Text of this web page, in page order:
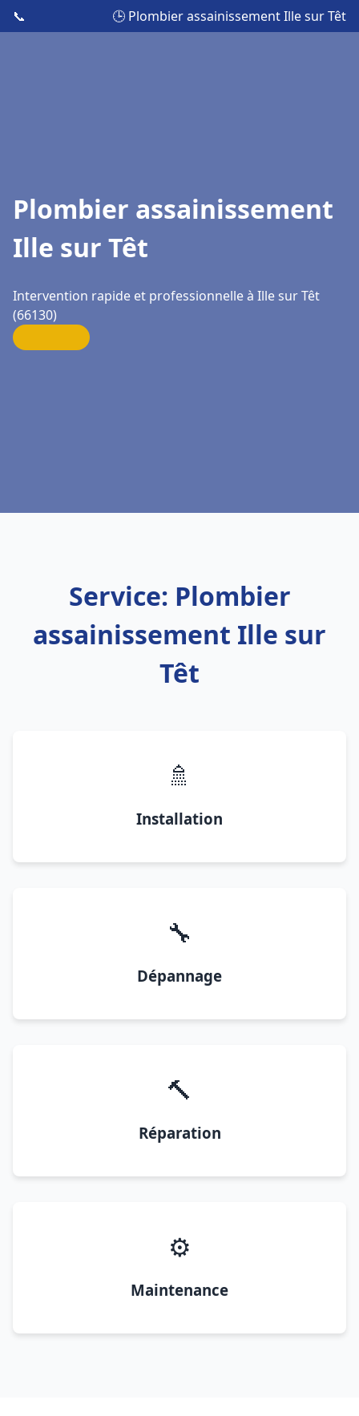
📞 🕒 Plombier assainissement Ille sur Têt
Plombier assainissement
Ille sur Têt
Intervention rapide et professionnelle à Ille sur Têt
(66130)
Service: Plombier
assainissement Ille sur
Têt
🚿
Installation
🔧
Dépannage
🔨
Réparation
⚙️
Maintenance